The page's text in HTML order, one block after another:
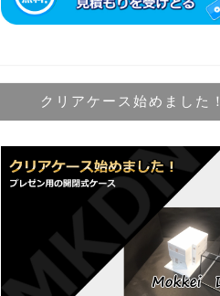
クリアケース始めました！